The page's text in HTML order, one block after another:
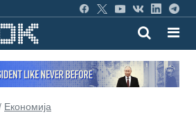
Економија